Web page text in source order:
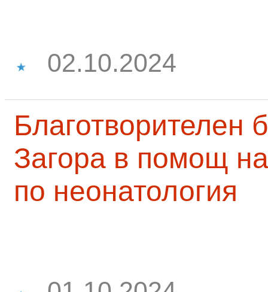
02.10.2024
Благотворителен
Загора в помощ
по неонатология